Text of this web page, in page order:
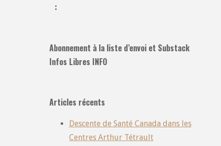
:
Abonnement à la liste d’envoi et Substack
Infos Libres INFO
Articles récents
Descente de Santé Canada dans les
Centres Arthur Tétrault